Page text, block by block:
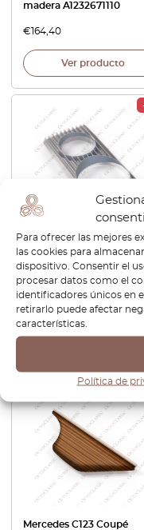
Para ofrecer las mejores
las cookies para
dispositivo. Consentir el
procesar datos como el
identificadores únicos en
retirarlo puede afectar
características.
Política de
madera A1232671110
€164,40
Ver producto
Mercedes W123 Lente de
Faro Hella Izquierda o
Derecha Gris
A1238260203
€207,60 €145,32
Mercedes C123 Coupé